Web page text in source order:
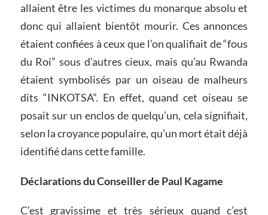
allaient être les victimes du monarque absolu et
donc qui allaient bientôt mourir. Ces annonces
étaient confiées à ceux que l’on qualifiait de “fous
du Roi” sous d’autres cieux, mais qu’au Rwanda
étaient symbolisés par un oiseau de malheurs
dits “INKOTSA”. En effet, quand cet oiseau se
posait sur un enclos de quelqu’un, cela signifiait,
selon la croyance populaire, qu’un mort était déjà
identifié dans cette famille.
Déclarations du Conseiller de Paul Kagame
C’est gravissime et très sérieux quand c’est